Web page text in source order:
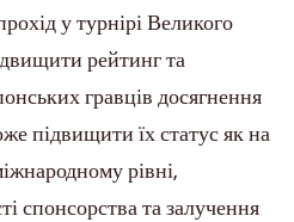
у турнірі Великого
рейтинг та
гравців досягнення
підвищити їх статус як на
рівні,
спонсорства та залучення